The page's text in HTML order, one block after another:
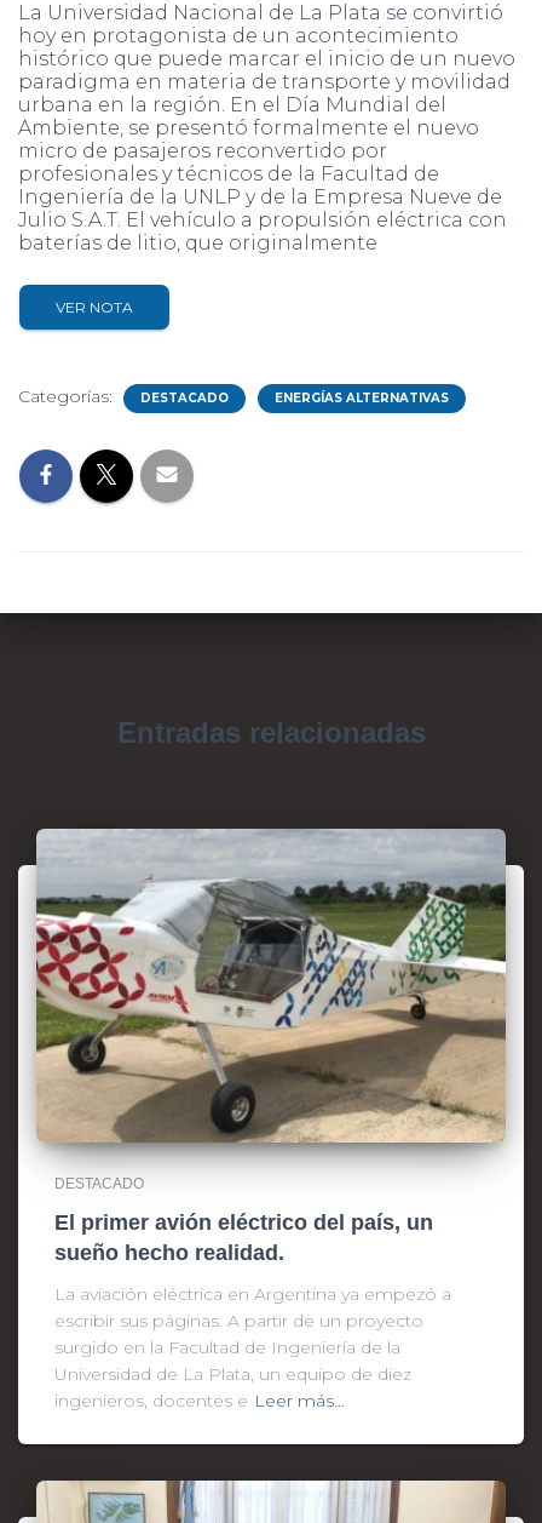
La Universidad Nacional de La Plata se convirtió
hoy en protagonista de un acontecimiento
histórico que puede marcar el inicio de un nuevo
paradigma en materia de transporte y movilidad
urbana en la región. En el Día Mundial del
Ambiente, se presentó formalmente el nuevo
micro de pasajeros reconvertido por
profesionales y técnicos de la Facultad de
Ingeniería de la UNLP y de la Empresa Nueve de
Julio S.A.T. El vehículo a propulsión eléctrica con
baterías de litio, que originalmente
VER NOTA
Categorías: DESTACADO ENERGÍAS ALTERNATIVAS
Entradas relacionadas
DESTACADO
El primer avión eléctrico del país, un
sueño hecho realidad.
La aviación eléctrica en Argentina ya empezó a
escribir sus páginas. A partir de un proyecto
surgido en la Facultad de Ingeniería de la
Universidad de La Plata, un equipo de diez
ingenieros, docentes e Leer más…